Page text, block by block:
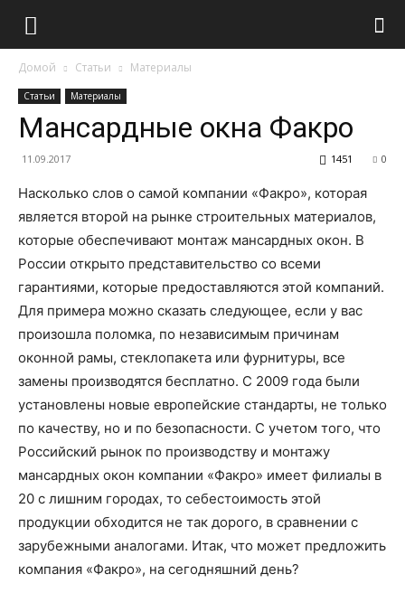
Домой Статьи Материалы
Статьи Материалы
Мансардные окна Факро
11.09.2017 0
1451
Насколько слов о самой компании «Факро», которая
является второй на рынке строительных материалов,
которые обеспечивают монтаж мансардных окон. В
России открыто представительство со всеми
гарантиями, которые предоставляются этой компаний.
Для примера можно сказать следующее, если у вас
произошла поломка, по независимым причинам
оконной рамы, стеклопакета или фурнитуры, все
замены производятся бесплатно. С 2009 года были
установлены новые европейские стандарты, не только
по качеству, но и по безопасности. С учетом того, что
Российский рынок по производству и монтажу
мансардных окон компании «Факро» имеет филиалы в
20 с лишним городах, то себестоимость этой
продукции обходится не так дорого, в сравнении с
зарубежными аналогами. Итак, что может предложить
компания «Факро», на сегодняшний день?